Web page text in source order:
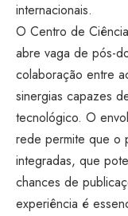
internacionais.
O Centro de
abre vaga de pós-
colaboração entre
sinergias capazes
tecnológico. O
rede permite que o
integradas, que
chances de
experiência é